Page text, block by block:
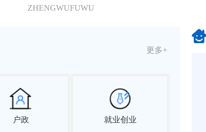
ZHENGWUFUWU
更多+
户政 就业创业